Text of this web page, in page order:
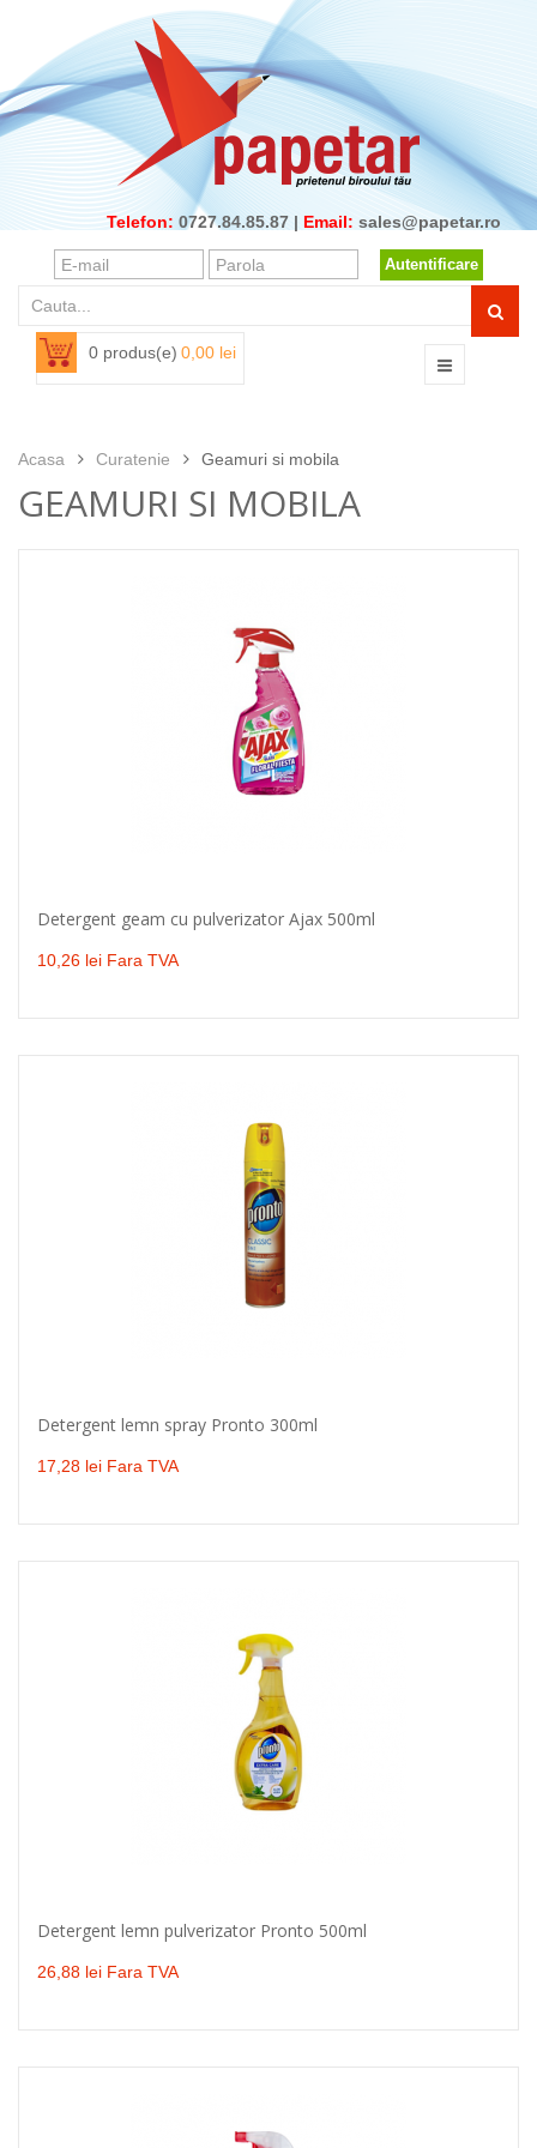
Telefon: 0727.84.85.87 | Email: sales@papetar.ro
Autentificare
0 produs(e) 0,00 lei
Acasa Curatenie Geamuri si mobila
GEAMURI SI MOBILA
Detergent geam cu pulverizator Ajax 500ml
10,26 lei Fara TVA
Detergent lemn spray Pronto 300ml
17,28 lei Fara TVA
Detergent lemn pulverizator Pronto 500ml
26,88 lei Fara TVA